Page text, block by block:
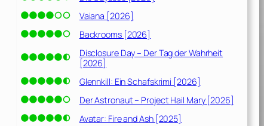
Vaiana [2026]
Backrooms [2026]
Disclosure Day – Der Tag der Wahrheit
[2026]
Glennkill: Ein Schafskrimi [2026]
Der Astronaut – Project Hail Mary [2026]
Avatar: Fire and Ash [2025]